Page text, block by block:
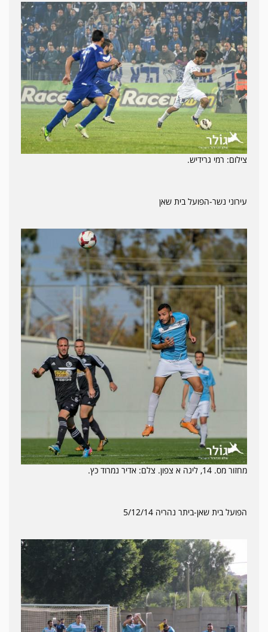
צילום: רמי גרידיש.
עירוני נשר-הפועל בית שאן
מחזור מס. 14, ליגה א צפון. צלם: אדיר נמרוד כץ.
הפועל בית שאן-ביתר נהריה 5/12/14